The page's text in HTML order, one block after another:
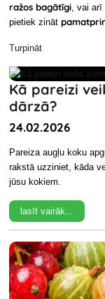
ražos bagātīgi , vai
pietiek zināt
Turpināt
Kā pareizi
dārzā?
24.02.2026
Pareiza augļu koku
rakstā uzziniet, kāda
jūsu kokiem.
lasīt vairāk...